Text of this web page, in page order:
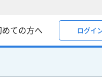
めての方へ ログイ